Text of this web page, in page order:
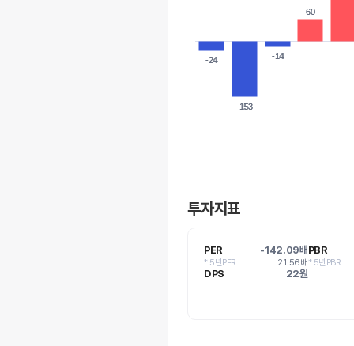
-24
-24
-153
-153
-14
-14
60
60
투자지표
PER -142.09배
* 5년PER 21.56배
PBR
* 5년PBR
DPS 22원